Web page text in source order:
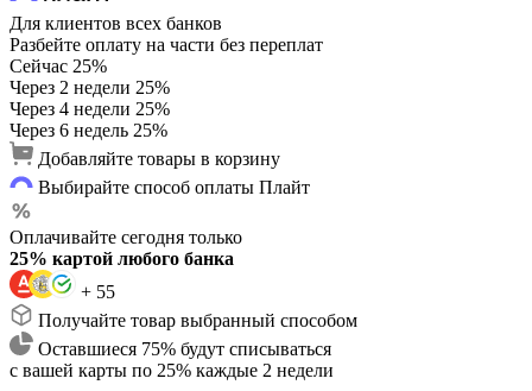
Для клиентов всех банков
Разбейте оплату на части без переплат
Сейчас 25%
Через 2 недели 25%
Через 4 недели 25%
Через 6 недель 25%
Добавляйте товары в корзину
Выбирайте способ оплаты Плайт
Оплачивайте сегодня только
25% картой любого банка
+ 55
Получайте товар выбранный способом
Оставшиеся 75% будут списываться
с вашей карты по 25% каждые 2 недели